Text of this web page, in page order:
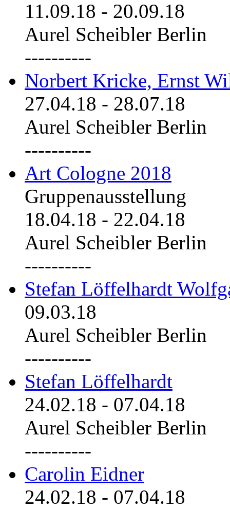
11.09.18 - 20.09.18
Aurel Scheibler Berlin
----------
Norbert Kricke, Ernst
27.04.18 - 28.07.18
Aurel Scheibler Berlin
----------
Art Cologne 2018
Gruppenausstellung
18.04.18 - 22.04.18
Aurel Scheibler Berlin
----------
Stefan Löffelhardt
09.03.18
Aurel Scheibler Berlin
----------
Stefan Löffelhardt
24.02.18 - 07.04.18
Aurel Scheibler Berlin
----------
Carolin Eidner
24.02.18 - 07.04.18